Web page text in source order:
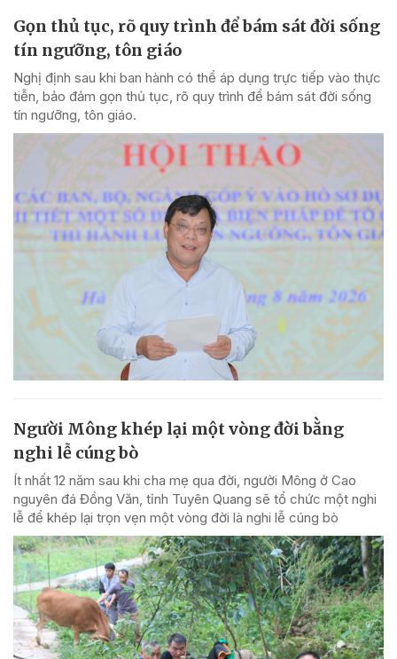
Gọn thủ tục, rõ quy trình để bám sát đời sống
tín ngưỡng, tôn giáo
Nghị định sau khi ban hành có thể áp dụng trực tiếp vào thực
tiễn, bảo đảm gọn thủ tục, rõ quy trình để bám sát đời sống
tín ngưỡng, tôn giáo.
Người Mông khép lại một vòng đời bằng
nghi lễ cúng bò
Ít nhất 12 năm sau khi cha mẹ qua đời, người Mông ở Cao
nguyên đá Đồng Văn, tỉnh Tuyên Quang sẽ tổ chức một nghi
lễ để khép lại trọn vẹn một vòng đời là nghi lễ cúng bò